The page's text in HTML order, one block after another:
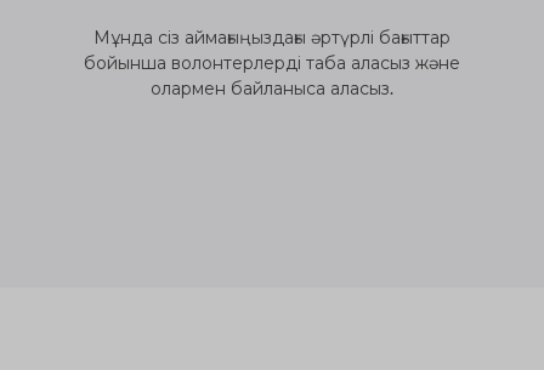
Мұнда сіз аймағыңыздағы әртүрлі бағыттар
бойынша волонтерлерді таба аласыз және
олармен байланыса аласыз.